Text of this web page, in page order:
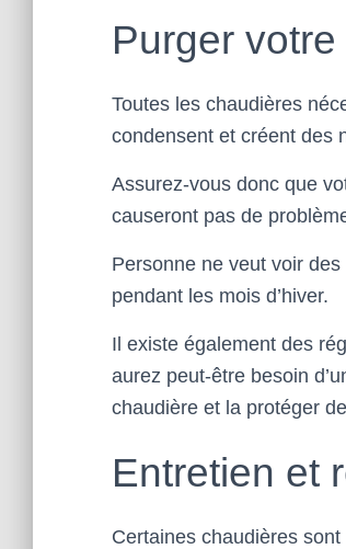
Purger
Toutes les chaudières
condensent et créent des
Assurez-vous donc que
causeront pas de
Personne ne veut voir
pendant les mois d’hiver.
Il existe également des
aurez peut-être besoin
chaudière et la protéger
Entretien et
Certaines chaudières